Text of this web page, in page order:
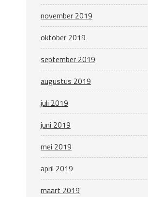
november 2019
oktober 2019
september 2019
augustus 2019
juli 2019
juni 2019
mei 2019
april 2019
maart 2019